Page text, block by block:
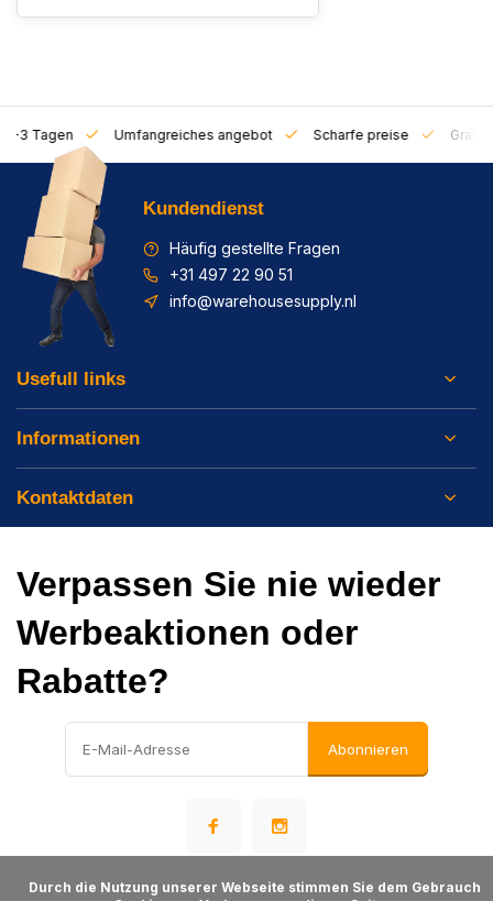
1-3 Tagen Umfangreiches angebot Scharfe preise Gratis
Kundendienst
Häufig gestellte Fragen
+31 497 22 90 51
info@warehousesupply.nl
Usefull links
Informationen
Kontaktdaten
Verpassen Sie nie wieder
Werbeaktionen oder
Rabatte?
Abonnieren